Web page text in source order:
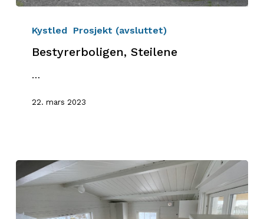
Steilene
Kystled Prosjekt (avsluttet)
Bestyrerboligen, Steilene
…
22. mars 2023